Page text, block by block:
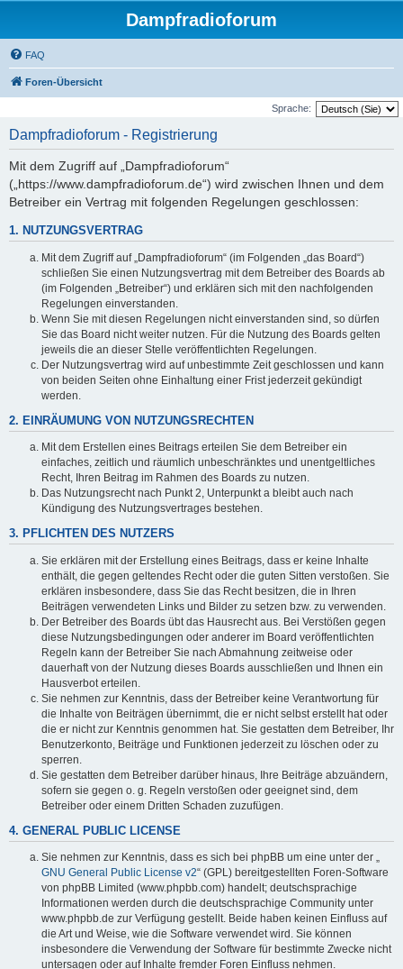
Dampfradioforum
FAQ
Foren-Übersicht
Sprache:
Dampfradioforum - Registrierung
Mit dem Zugriff auf „Dampfradioforum“
(„https://www.dampfradioforum.de“) wird zwischen Ihnen und dem
Betreiber ein Vertrag mit folgenden Regelungen geschlossen:
1. NUTZUNGSVERTRAG
Mit dem Zugriff auf „Dampfradioforum“ (im Folgenden „das Board“)
schließen Sie einen Nutzungsvertrag mit dem Betreiber des Boards ab
(im Folgenden „Betreiber“) und erklären sich mit den nachfolgenden
Regelungen einverstanden.
Wenn Sie mit diesen Regelungen nicht einverstanden sind, so dürfen
Sie das Board nicht weiter nutzen. Für die Nutzung des Boards gelten
jeweils die an dieser Stelle veröffentlichten Regelungen.
Der Nutzungsvertrag wird auf unbestimmte Zeit geschlossen und kann
von beiden Seiten ohne Einhaltung einer Frist jederzeit gekündigt
werden.
2. EINRÄUMUNG VON NUTZUNGSRECHTEN
Mit dem Erstellen eines Beitrags erteilen Sie dem Betreiber ein
einfaches, zeitlich und räumlich unbeschränktes und unentgeltliches
Recht, Ihren Beitrag im Rahmen des Boards zu nutzen.
Das Nutzungsrecht nach Punkt 2, Unterpunkt a bleibt auch nach
Kündigung des Nutzungsvertrages bestehen.
3. PFLICHTEN DES NUTZERS
Sie erklären mit der Erstellung eines Beitrags, dass er keine Inhalte
enthält, die gegen geltendes Recht oder die guten Sitten verstoßen. Sie
erklären insbesondere, dass Sie das Recht besitzen, die in Ihren
Beiträgen verwendeten Links und Bilder zu setzen bzw. zu verwenden.
Der Betreiber des Boards übt das Hausrecht aus. Bei Verstößen gegen
diese Nutzungsbedingungen oder anderer im Board veröffentlichten
Regeln kann der Betreiber Sie nach Abmahnung zeitweise oder
dauerhaft von der Nutzung dieses Boards ausschließen und Ihnen ein
Hausverbot erteilen.
Sie nehmen zur Kenntnis, dass der Betreiber keine Verantwortung für
die Inhalte von Beiträgen übernimmt, die er nicht selbst erstellt hat oder
die er nicht zur Kenntnis genommen hat. Sie gestatten dem Betreiber, Ihr
Benutzerkonto, Beiträge und Funktionen jederzeit zu löschen oder zu
sperren.
Sie gestatten dem Betreiber darüber hinaus, Ihre Beiträge abzuändern,
sofern sie gegen o. g. Regeln verstoßen oder geeignet sind, dem
Betreiber oder einem Dritten Schaden zuzufügen.
4. GENERAL PUBLIC LICENSE
Sie nehmen zur Kenntnis, dass es sich bei phpBB um eine unter der „
GNU General Public License v2“ (GPL) bereitgestellten Foren-Software
von phpBB Limited (www.phpbb.com) handelt; deutschsprachige
Informationen werden durch die deutschsprachige Community unter
www.phpbb.de zur Verfügung gestellt. Beide haben keinen Einfluss auf
die Art und Weise, wie die Software verwendet wird. Sie können
insbesondere die Verwendung der Software für bestimmte Zwecke nicht
untersagen oder auf Inhalte fremder Foren Einfluss nehmen.